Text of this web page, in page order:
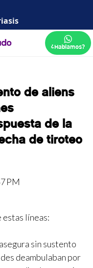
¿Hablamos?
de aliens
de la
de tiroteo
PM
estas líneas:
sin sustento
deambulaban por